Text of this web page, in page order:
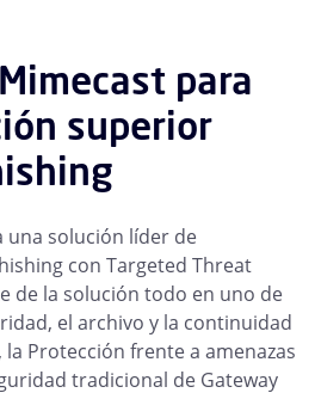
para
superior
solución líder de
con Targeted Threat
de la solución todo en uno de
el archivo y la continuidad
Protección frente a amenazas
tradicional de Gateway